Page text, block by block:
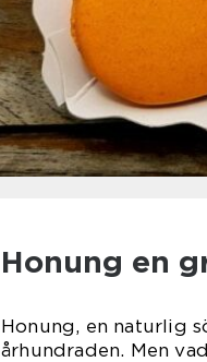
Honung en
Honung, en naturlig
århundraden. Men